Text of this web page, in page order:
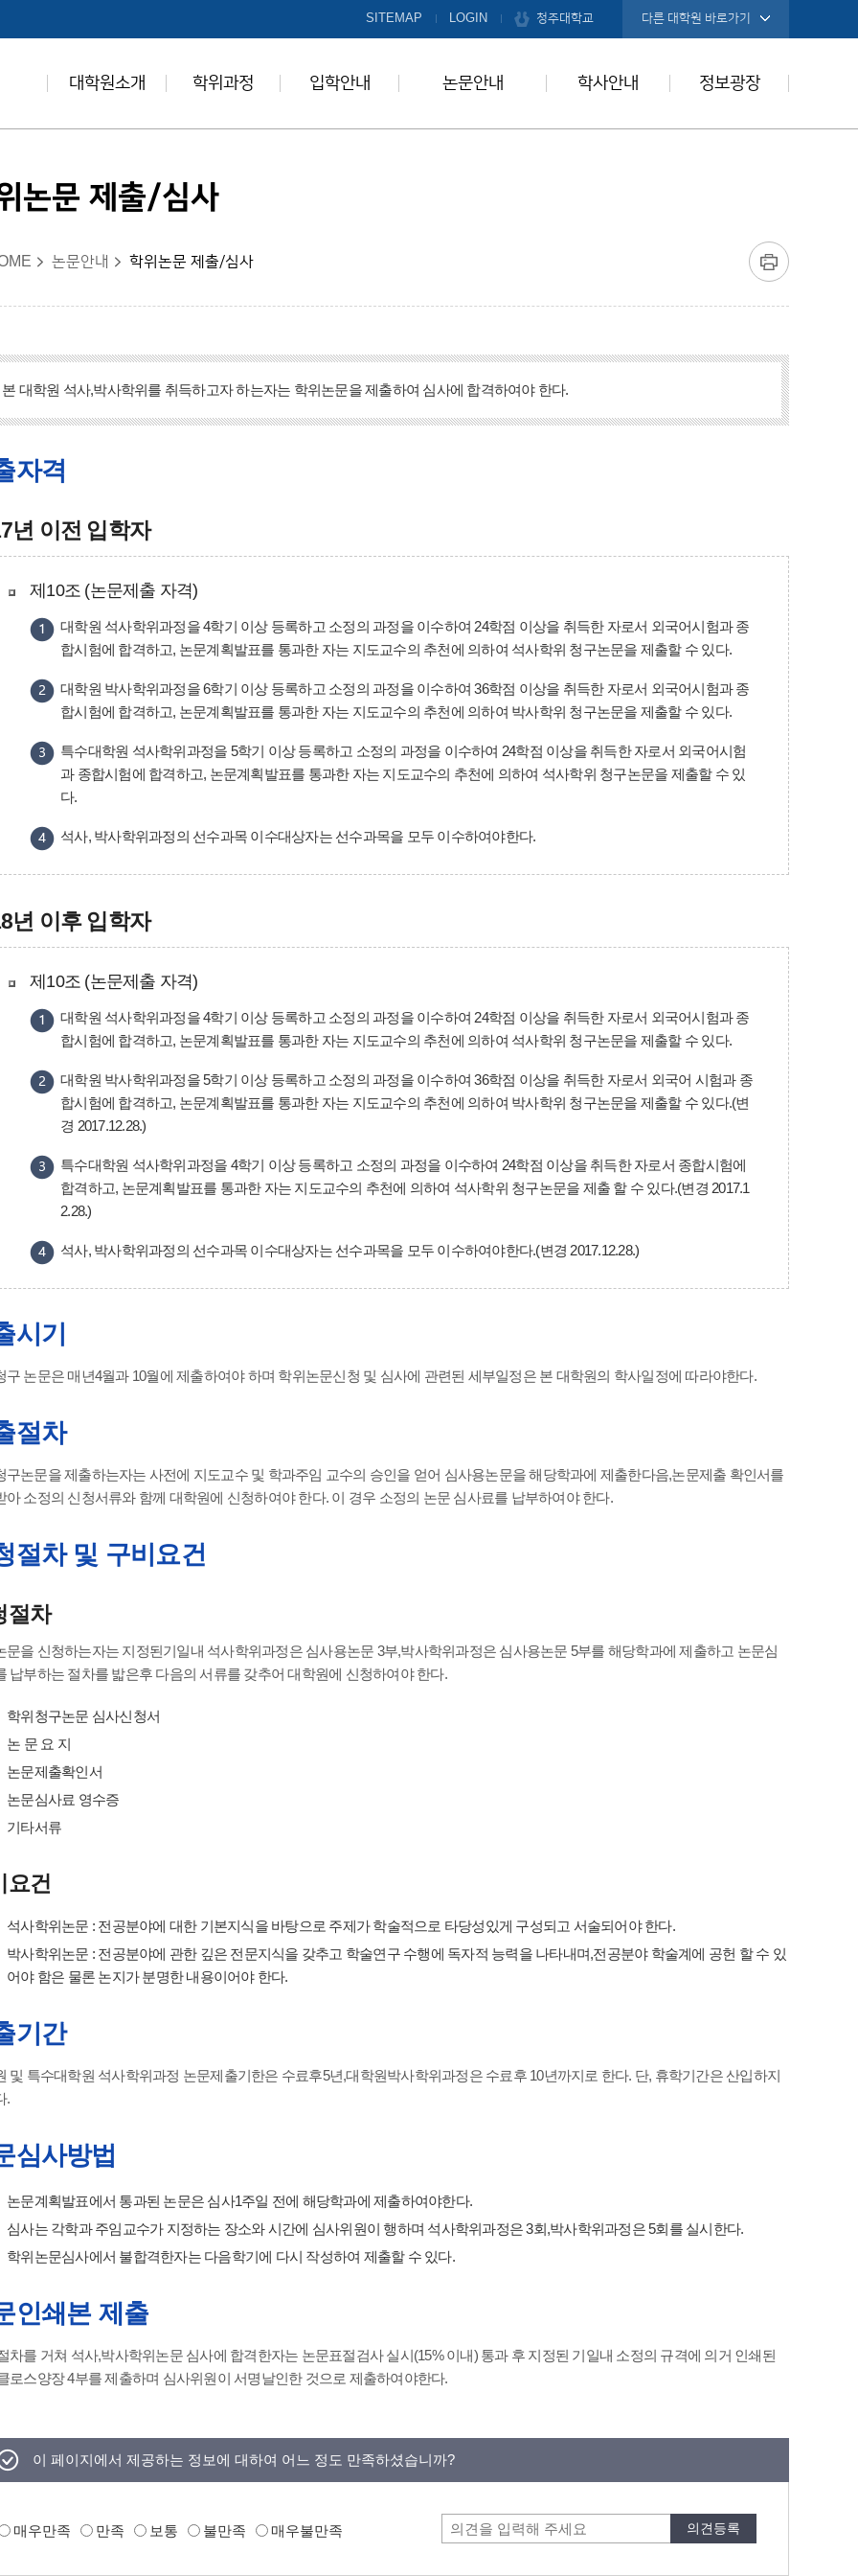
SITEMAP LOGIN 청주대학교 다른 대학원 바로가기
대학원소개 학위과정 입학안내 논문안내 학사안내 정보광장
논문 제출/심사
논문안내 학위논문 제출/심사
본 대학원 석사,박사학위를 취득하고자 하는자는 학위논문을 제출하여 심사에 합격하여야 한다.
자격
년 이전 입학자
제10조 (논문제출 자격)
대학원 석사학위과정을 4학기 이상 등록하고 소정의 과정을 이수하여 24학점 이상을 취득한 자로서 외국어시험과 종
합시험에 합격하고, 논문계획발표를 통과한 자는 지도교수의 추천에 의하여 석사학위 청구논문을 제출할 수 있다.
대학원 박사학위과정을 6학기 이상 등록하고 소정의 과정을 이수하여 36학점 이상을 취득한 자로서 외국어시험과 종
합시험에 합격하고, 논문계획발표를 통과한 자는 지도교수의 추천에 의하여 박사학위 청구논문을 제출할 수 있다.
특수대학원 석사학위과정을 5학기 이상 등록하고 소정의 과정을 이수하여 24학점 이상을 취득한 자로서 외국어시험
과 종합시험에 합격하고, 논문계획발표를 통과한 자는 지도교수의 추천에 의하여 석사학위 청구논문을 제출할 수 있
다.
석사, 박사학위과정의 선수과목 이수대상자는 선수과목을 모두 이수하여야한다.
년 이후 입학자
제10조 (논문제출 자격)
대학원 석사학위과정을 4학기 이상 등록하고 소정의 과정을 이수하여 24학점 이상을 취득한 자로서 외국어시험과 종
합시험에 합격하고, 논문계획발표를 통과한 자는 지도교수의 추천에 의하여 석사학위 청구논문을 제출할 수 있다.
대학원 박사학위과정을 5학기 이상 등록하고 소정의 과정을 이수하여 36학점 이상을 취득한 자로서 외국어 시험과 종
합시험에 합격하고, 논문계획발표를 통과한 자는 지도교수의 추천에 의하여 박사학위 청구논문을 제출할 수 있다.(변
경 2017.12.28.)
특수대학원 석사학위과정을 4학기 이상 등록하고 소정의 과정을 이수하여 24학점 이상을 취득한 자로서 종합시험에
합격하고, 논문계획발표를 통과한 자는 지도교수의 추천에 의하여 석사학위 청구논문을 제출 할 수 있다.(변경 2017.1
2.28.)
석사, 박사학위과정의 선수과목 이수대상자는 선수과목을 모두 이수하여야한다.(변경 2017.12.28.)
시기
구 논문은 매년4월과 10월에 제출하여야 하며 학위논문신청 및 심사에 관련된 세부일정은 본 대학원의 학사일정에 따라야한다.
절차
구논문을 제출하는자는 사전에 지도교수 및 학과주임 교수의 승인을 얻어 심사용논문을 해당학과에 제출한다음,논문제출 확인서를
아 소정의 신청서류와 함께 대학원에 신청하여야 한다. 이 경우 소정의 논문 심사료를 납부하여야 한다.
절차 및 구비요건
절차
문을 신청하는자는 지정된기일내 석사학위과정은 심사용논문 3부,박사학위과정은 심사용논문 5부를 해당학과에 제출하고 논문심
납부하는 절차를 밟은후 다음의 서류를 갖추어 대학원에 신청하여야 한다.
학위청구논문 심사신청서
논 문 요 지
논문제출확인서
논문심사료 영수증
기타서류
요건
석사학위논문 : 전공분야에 대한 기본지식을 바탕으로 주제가 학술적으로 타당성있게 구성되고 서술되어야 한다.
박사학위논문 : 전공분야에 관한 깊은 전문지식을 갖추고 학술연구 수행에 독자적 능력을 나타내며,전공분야 학술계에 공헌 할 수 있
어야 함은 물론 논지가 분명한 내용이어야 한다.
기간
및 특수대학원 석사학위과정 논문제출기한은 수료후5년,대학원박사학위과정은 수료후 10년까지로 한다. 단, 휴학기간은 산입하지
.
심사방법
논문계획발표에서 통과된 논문은 심사1주일 전에 해당학과에 제출하여야한다.
심사는 각학과 주임교수가 지정하는 장소와 시간에 심사위원이 행하며 석사학위과정은 3회,박사학위과정은 5회를 실시한다.
학위논문심사에서 불합격한자는 다음학기에 다시 작성하여 제출할 수 있다.
인쇄본 제출
차를 거쳐 석사,박사학위논문 심사에 합격한자는 논문표절검사 실시(15% 이내) 통과 후 지정된 기일내 소정의 규격에 의거 인쇄된
로스양장 4부를 제출하며 심사위원이 서명날인한 것으로 제출하여야한다.
이 페이지에서 제공하는 정보에 대하여 어느 정도 만족하셨습니까?
매우만족 만족 보통 불만족 매우불만족